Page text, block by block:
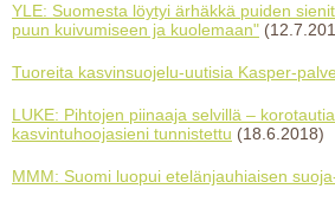
YLE: Suomesta löytyi ärhäkkä puiden
puun kuivumiseen ja kuolemaan"
Tuoreita kasvinsuojelu-uutisia Kasper-
LUKE: Pihtojen piinaaja selvillä –
kasvintuhoojasieni tunnistettu (18.6.2018)
MMM: Suomi luopui etelänjauhiaisen